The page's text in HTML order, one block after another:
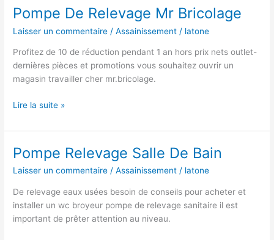
Eaux
Pompe De Relevage Mr Bricolage
Laisser un commentaire /Assainissement / latone
Profitez de 10 de réduction pendant 1 an hors prix nets outlet-
dernières pièces et promotions vous souhaitez ouvrir un
magasin travailler cher mr.bricolage.
Pompe
Relevage
Bricolage
Lire la suite »
Pompe Relevage Salle De Bain
Laisser un commentaire /Assainissement / latone
De relevage eaux usées besoin de conseils pour acheter et
installer un wc broyeur pompe de relevage sanitaire il est
important de prêter attention au niveau.